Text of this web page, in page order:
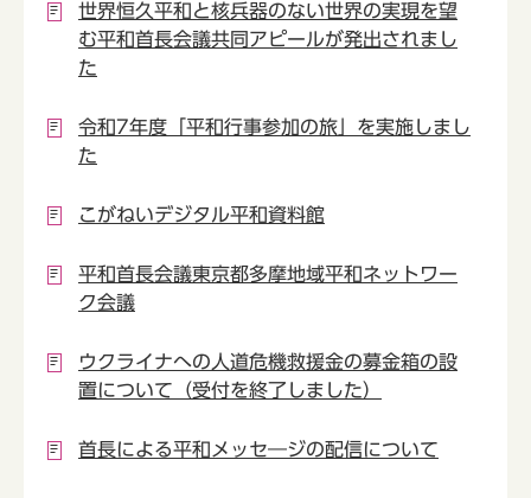
世界恒久平和と核兵器のない世界の実現を望
む平和首長会議共同アピールが発出されまし
た
令和7年度「平和行事参加の旅」を実施しまし
た
こがねいデジタル平和資料館
平和首長会議東京都多摩地域平和ネットワー
ク会議
ウクライナへの人道危機救援金の募金箱の設
置について（受付を終了しました）
首長による平和メッセ―ジの配信について